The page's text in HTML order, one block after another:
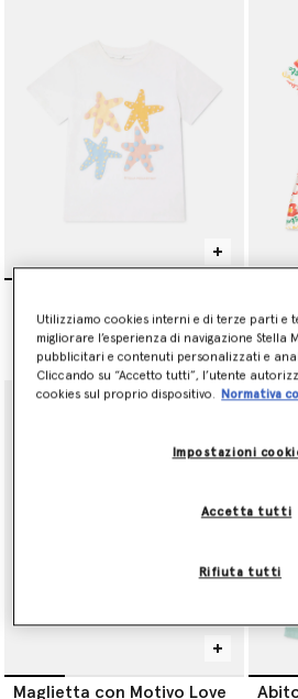
Stella Marina
Prezzo ridotto da
CHF65.00 CHF39.00
Maglietta con Motivo Love
Utilizziamo cookies interni e di terze parti e
migliorare l’esperienza di navigazione Stella
pubblicitari e contenuti personalizzati e
Cliccando su “Accetto tutti”, l’utente
cookies sul proprio dispositivo.
Normativa
Impostazioni
Rifiuta tutti
Accetta tutti